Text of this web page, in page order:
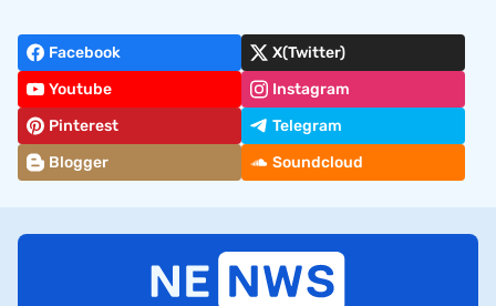
Facebook
X(Twitter)
Youtube
Instagram
Pinterest
Telegram
Blogger
Soundcloud